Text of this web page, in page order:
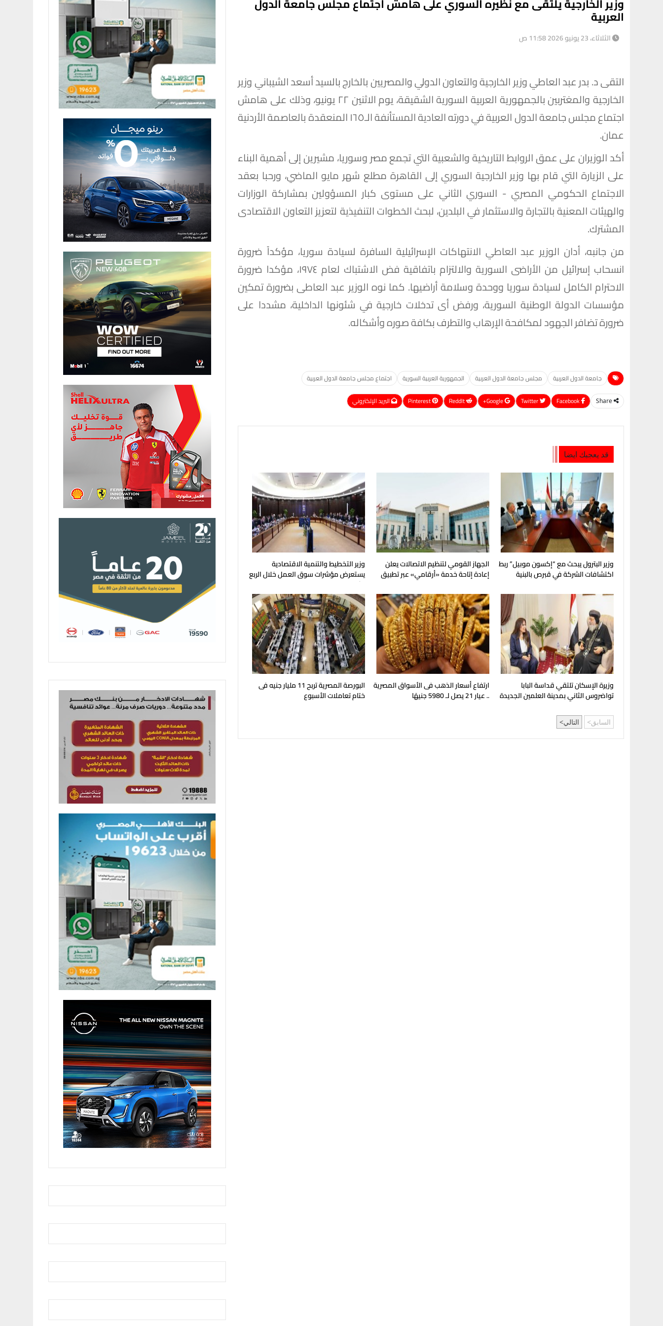
العربية
الثلاثاء، 23 يونيو 2026 11:58 ص
التقى د. بدر عبد العاطي وزير الخارجية والتعاون الدولي والمصريين بالخارج بالسيد أسعد الشيباني وزير
الخارجية والمغتربين بالجمهورية العربية السورية الشقيقة، يوم الاثنين ٢٢ يونيو، وذلك على هامش
اجتماع مجلس جامعة الدول العربية في دورته العادية المستأنفة الـ١٦٥ المنعقدة بالعاصمة الأردنية
عمان.
أكد الوزيران على عمق الروابط التاريخية والشعبية التي تجمع مصر وسوريا، مشيرين إلى أهمية البناء
على الزيارة التي قام بها وزير الخارجية السوري إلى القاهرة مطلع شهر مايو الماضي، ورحبا بعقد
الاجتماع الحكومي المصري - السوري الثاني على مستوى كبار المسؤولين بمشاركة الوزارات
والهيئات المعنية بالتجارة والاستثمار في البلدين، لبحث الخطوات التنفيذية لتعزيز التعاون الاقتصادى
المشترك.
من جانبه، أدان الوزير عبد العاطي الانتهاكات الإسرائيلية السافرة لسيادة سوريا، مؤكداً ضرورة
انسحاب إسرائيل من الأراضى السورية والالتزام باتفاقية فض الاشتباك لعام ١٩٧٤، مؤكدا ضرورة
الاحترام الكامل لسيادة سوريا ووحدة وسلامة أراضيها. كما نوه الوزير عبد العاطى بضرورة تمكين
مؤسسات الدولة الوطنية السورية، ورفض أى تدخلات خارجية في شئونها الداخلية، مشددا على
ضرورة تضافر الجهود لمكافحة الإرهاب والتطرف بكافة صوره وأشكاله.
جامعة الدول العربية مجلس جامعة الدول العربية الجمهورية العربية السورية اجتماع مجلس جامعة الدول العربية
Share
Google+
ReddIt
Pinterest البريد الإلكتروني
قد يعجبك ايضا
وزير البترول يبحث مع “إكسون موبيل” ربط
اكتشافات الشركة في قبرص بالبنية
الجهاز القومي لتنظيم الاتصالات يعلن
إعادة إتاحة خدمة «أرقامي» عبر تطبيق
وزير التخطيط والتنمية الاقتصادية
يستعرض مؤشرات سوق العمل خلال الربع
الثاني من عام 2026
وزيرة الإسكان تلتقي قداسة البابا
تواضروس الثاني بمدينة العلمين الجديدة
ارتفاع أسعار الذهب فى الأسواق المصرية
.. عيار 21 يصل لـ 5980 جنيهًا
البورصة المصرية تربح 11 مليار جنيه فى
ختام تعاملات الأسبوع
السابق التالي